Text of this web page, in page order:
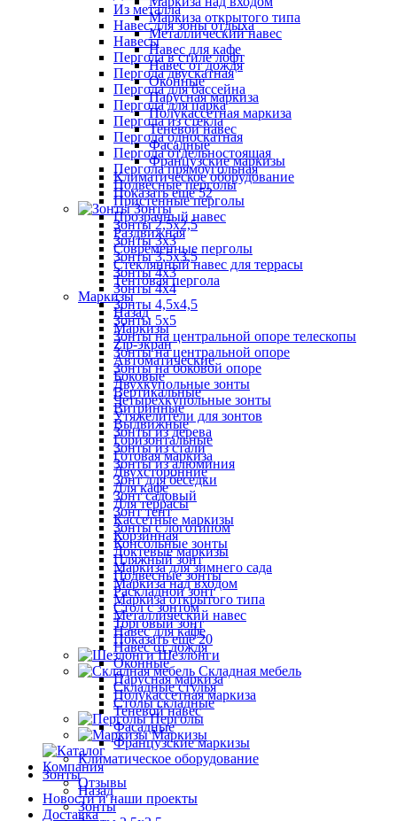
Маркиза открытого типа
Металлический навес
Навес для кафе
Навес от дождя
Оконные
Парусная маркиза
Полукассетная маркиза
Теневой навес
Фасадные
Французские маркизы
Климатическое оборудование
Показать ещё 52
Зонты
Зонты 2,5х2,5
Зонты 3х3
Зонты 3,5х3,5
Зонты 4х3
Зонты 4х4
Зонты 4,5х4,5
Зонты 5х5
Зонты на центральной опоре телескопы
Зонты на центральной опоре
Зонты на боковой опоре
Двухкупольные зонты
Четырехкупольные зонты
Утяжелители для зонтов
Зонты из дерева
Зонты из стали
Зонты из алюминия
Зонт для беседки
Зонт садовый
Зонт тент
Зонты с логотипом
Консольные зонты
Пляжный зонт
Подвесные зонты
Раскладной зонт
Стол с зонтом
Торговый зонт
Показать ещё 20
Шезлонги
Складная мебель
Складные стулья
Столы складные
Перголы
Маркизы
Компания
Отзывы
Новости и наши проекты
Доставка
Из металла
Навес для зоны отдыха
Навесы
Пергола в стиле лофт
Пергола двускатная
Пергола для бассейна
Пергола для парка
Пергола из стекла
Пергола односкатная
Пергола отдельностоящая
Пергола прямоугольная
Подвесные перголы
Пристенные перголы
Прозрачный навес
Раздвижная
Современные перголы
Стеклянный навес для террасы
Тентовая пергола
Маркизы
Назад
Маркизы
Zip-экран
Автоматические
Боковые
Вертикальные
Витринные
Выдвижные
Горизонтальные
Готовая маркиза
Двухсторонние
Для кафе
Для террасы
Кассетные маркизы
Корзинная
Локтевые маркизы
Маркиза для зимнего сада
Маркиза над входом
Маркиза открытого типа
Металлический навес
Навес для кафе
Навес от дождя
Оконные
Парусная маркиза
Полукассетная маркиза
Теневой навес
Фасадные
Французские маркизы
Климатическое оборудование
Зонты
Назад
Зонты